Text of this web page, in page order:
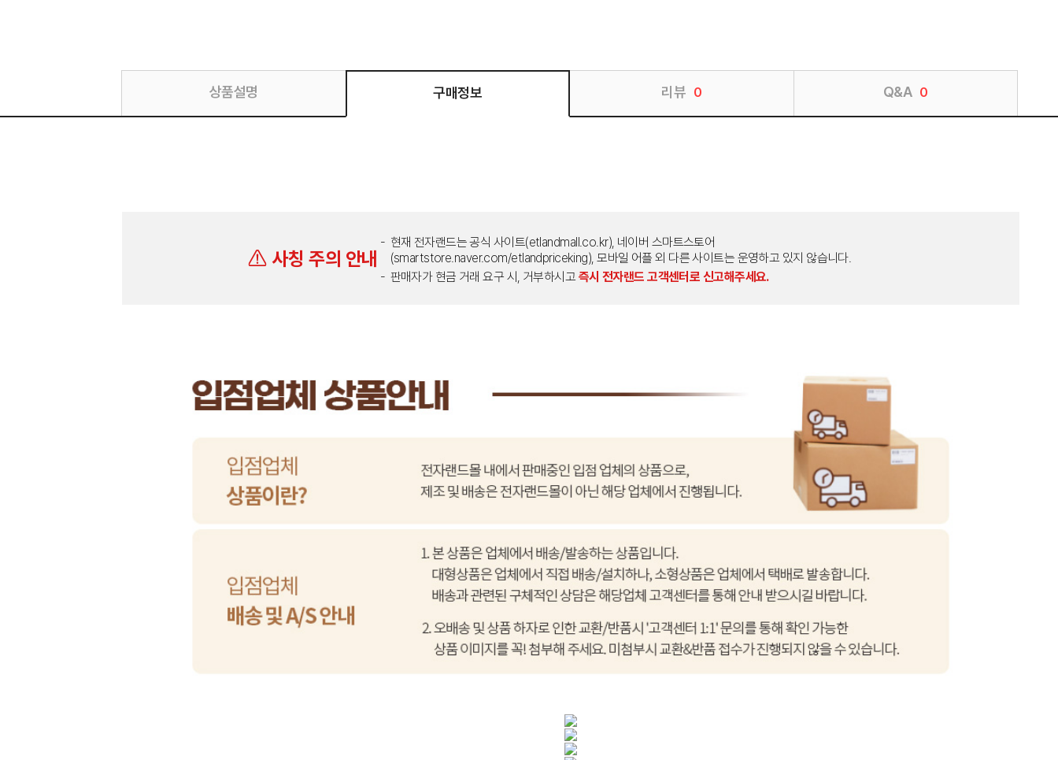
상품설명 구매정보 리뷰 0 Q&A 0
사칭 주의 안내
현재 전자랜드는 공식 사이트(etlandmall.co.kr), 네이버 스마트스토어
(smartstore.naver.com/etlandpriceking), 모바일 어플 외 다른 사이트는 운영하고 있지 않습니다.
판매자가 현금 거래 요구 시, 거부하시고 즉시 전자랜드 고객센터로 신고해주세요.